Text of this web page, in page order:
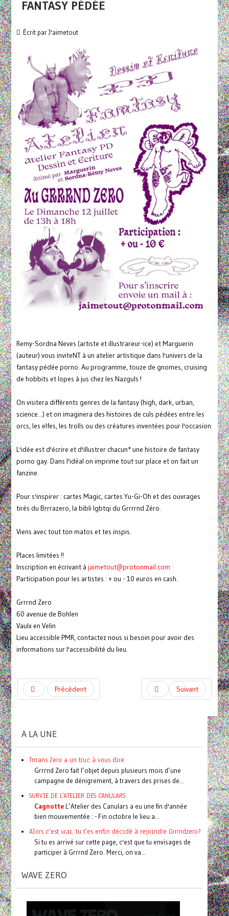
FANTASY PÉDÉE
Écrit parJ'aimetout
Remy-Sordna Neves (artiste et illustrareur-ice) et Marguerin
(auteur) vous inviteNT à un atelier artistique dans l'univers de la
fantasy pédée porno. Au programme, touze de gnomes, cruising
de hobbits et lopes à jus chez les Nazguls !
On visitera différents genres de la fantasy (high, dark, urban,
science...) et on imaginera des histoires de culs pédées entre les
orcs, les elfes, les trolls ou des créatures inventées pour l'occasion.
L'idée est d'écrire et d'illustrer chacun* une histoire de fantasy
porno gay. Dans l'idéal on imprime tout sur place et on fait un
fanzine.
Pour s'inspirer : cartes Magic, cartes Yu-Gi-Oh et des ouvrages
tirés du Brrrazero, la bibli lgbtqi du Grrrrnd Zéro.
Viens avec tout ton matos et tes inspis.
Places limitées !!
Inscription en écrivant à jaimetout@protonmail.com
Participation pour les artistes : + ou - 10 euros en cash.
Grrrnd Zero
60 avenue de Bohlen
Vaulx en Velin
Lieu accessible PMR, contactez nous si besoin pour avoir des
informations sur l'accessibilité du lieu.
Précédent Suivant
A LA UNE
Trrrans Zero a un truc à vous dire
Grrrnd Zero fait l’objet depuis plusieurs mois d’une
campagne de dénigrement, à travers des prises de...
SURVIE DE L'ATELIER DES CANULARS
CagnotteL’Atelier des Canulars a eu une fin d'année
bien mouvementée : - Fin octobre le lieu a...
Alors c'est vrai, tu t'es enfin décidé à rejoindre Grrrndzero?
Si tu es arrivé sur cette page, c'est que tu envisages de
participer à Grrrnd Zero. Merci, on va...
WAVE ZERO